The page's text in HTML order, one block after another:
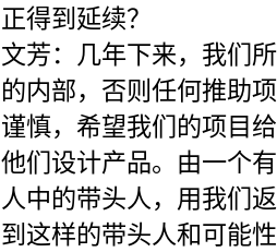
正得到延续？
文芳：几年下来，我们
的内部，否则任何推助
谨慎，希望我们的项目
他们设计产品。由一个
人中的带头人，用我们
到这样的带头人和可能